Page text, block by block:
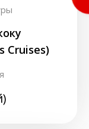
Cruises)